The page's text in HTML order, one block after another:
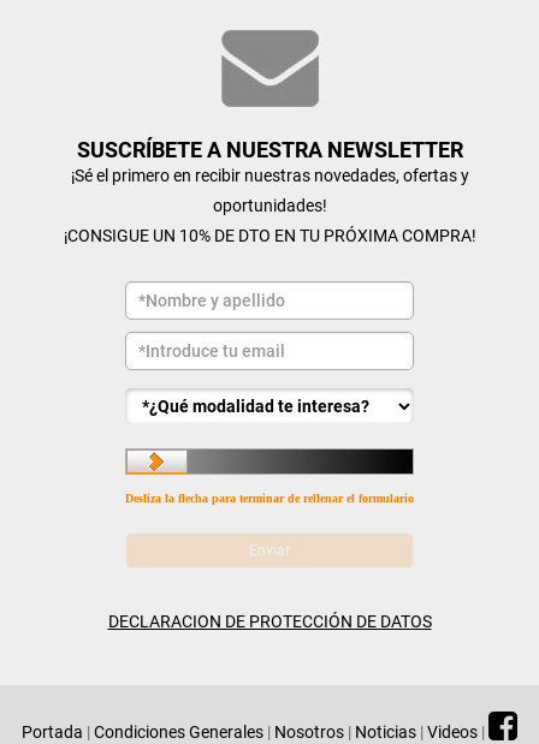
SUSCRÍBETE A NUESTRA NEWSLETTER
¡Sé el primero en recibir nuestras novedades, ofertas y
oportunidades!
¡CONSIGUE UN 10% DE DTO EN TU PRÓXIMA COMPRA!
Desliza la flecha para terminar de rellenar el formulario
DECLARACION DE PROTECCIÓN DE DATOS
Portada |Condiciones Generales | Nosotros | Noticias |Videos |